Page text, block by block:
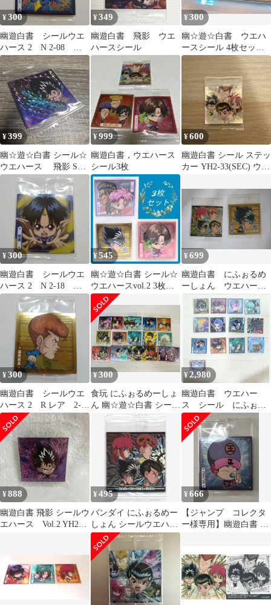
¥300
幽遊白書 シールウエ
ハース 2 N 2-08 プ
ー 浦飯幽助 コエン
マ
¥349
幽遊白書 飛影 ウエ
ハースシール
¥300
幽☆遊☆白書 ウエハ
ースシール 4枚セッ
ト 海藤＆城戸＆柳
沢、仙水忍、修羅、軀
¥399
幽☆遊☆白書 シール☆
ウエハース 飛影 SR
YH1-24
¥999
幽遊白書，ウエハース
シール3枚
¥600
幽遊白書 シール ステッ
カー YH2-33(SEC) ウエ
¥300
幽遊白書 シールウエ
ハース 2 N 2-18 修
羅 しゅら
¥545
幽☆遊☆白書 シール☆
ウエハースvol.2 3枚セ
ット シールのみ
¥699
幽遊白書 にふぉるめ
ーしょん ウエハー
ス シール
¥300
幽遊白書 シールウエ
ハース 2 R レア 2-
02 桑原和真
¥300
食玩 にふぉるめーしょ
ん 幽☆遊☆白書 シール
☆ウエハースvol.2 ノー
マル 15種20枚セット
【D1】
¥2,980
幽遊白書 ウエハー
ス シール にふぉる
めーしょん まとめ売
り
¥888
幽遊白書 飛影 シールウ
エハース Vol.2 YH2-
¥495
バンダイ にふぉるめー
しょん シールウエハー
ス YH2/2732991 蔵馬・
飛影・和真・幽助
【VSR】 31
¥666
【ジャンプ コレクタ
ー様専用】幽遊白書 シ